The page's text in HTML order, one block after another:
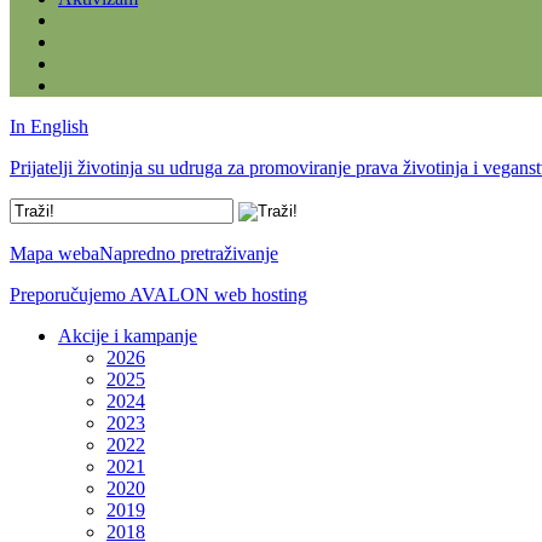
In English
Prijatelji životinja su udruga za promoviranje prava životinja i
Mapa webaNapredno pretraživanje
Preporučujemo AVALON web hosting
Akcije i kampanje
2026
2025
2024
2023
2022
2021
2020
2019
2018